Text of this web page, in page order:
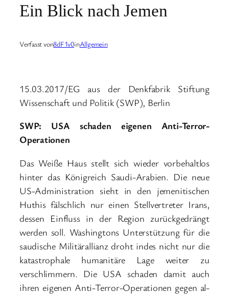
Ein Blick nach Jemen
Verfasst von8dF1v0inAllgemein
15.03.2017/EG aus der Denkfabrik Stiftung
Wissenschaft und Politik (SWP), Berlin
SWP: USA schaden eigenen Anti-Terror-
Operationen
Das Weiße Haus stellt sich wieder vorbehaltlos
hinter das Königreich Saudi-Arabien. Die neue
US-Administration sieht in den jemenitischen
Huthis fälschlich nur einen Stellvertreter Irans,
dessen Einfluss in der Region zurückgedrängt
werden soll. Washingtons Unterstützung für die
saudische Militärallianz droht indes nicht nur die
katastrophale humanitäre Lage weiter zu
verschlimmern. Die USA schaden damit auch
ihren eigenen Anti-Terror-Operationen gegen al-